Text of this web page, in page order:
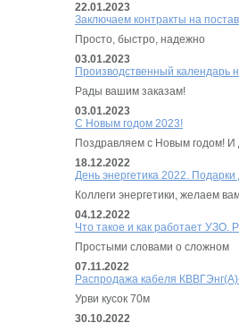
22.01.2023
Заключаем контракты на
Просто, быстро, надежно
03.01.2023
Производственный календарь
Рады вашим заказам!
03.01.2023
С Новым годом 2023!
Поздравляем с Новым годом! И
18.12.2022
День энергетика 2022.
Коллеги энергетики, желаем
04.12.2022
Что такое и как работает УЗО.
Простыми словами о сложном
07.11.2022
Распродажа кабеля
Урви кусок 70м
30.10.2022